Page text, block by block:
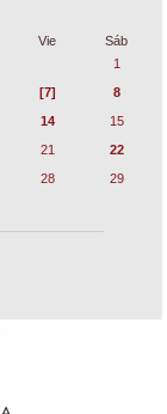
Vie
Sáb
1
[7]
8
14
15
21
22
28
29